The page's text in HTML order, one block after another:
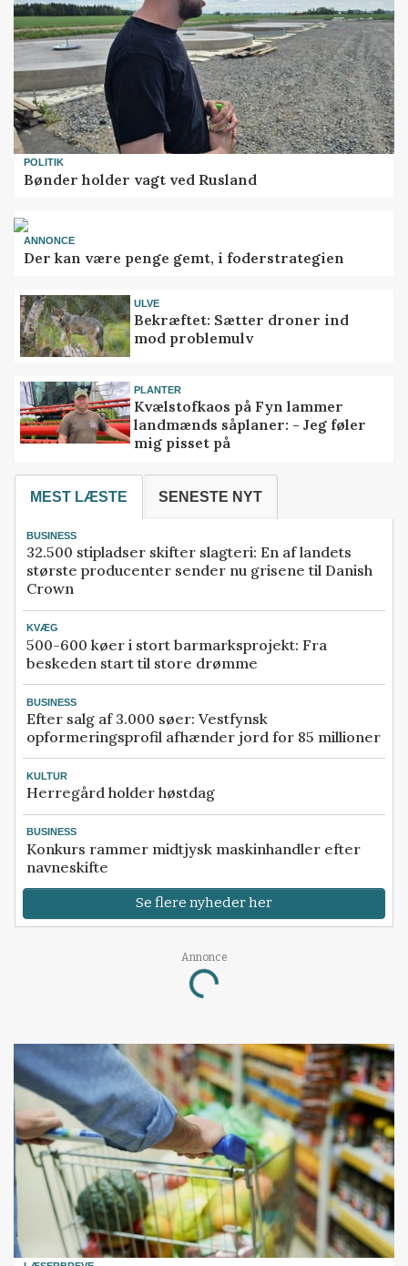
POLITIK
Bønder holder vagt ved Rusland
ANNONCE
Der kan være penge gemt, i foderstrategien
ULVE
Bekræftet: Sætter droner ind
mod problemulv
PLANTER
Kvælstofkaos på Fyn lammer
landmænds såplaner: - Jeg føler
mig pisset på
MEST LÆSTE SENESTE NYT
BUSINESS
32.500 stipladser skifter slagteri: En af landets
største producenter sender nu grisene til Danish
Crown
KVÆG
500-600 køer i stort barmarksprojekt: Fra
beskeden start til store drømme
BUSINESS
Efter salg af 3.000 søer: Vestfynsk
opformeringsprofil afhænder jord for 85 millioner
KULTUR
Herregård holder høstdag
BUSINESS
Konkurs rammer midtjysk maskinhandler efter
navneskifte
Se flere nyheder her
Annonce
Loading...